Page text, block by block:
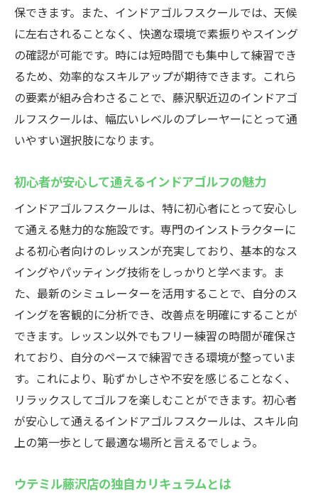
効率よくゴルフスキルを磨くコツ
ウテミル藤沢店の設備とサービスの魅力
忙しい日々に最適な24時間営業の活用法
初心者必見！インドアゴルフスクールでゴルフ
スキルを効率的にアップ
初心者向けレッスンの特徴とメリット
ゴルフスキルを効率的に向上させる秘訣
プライベートレッスンでの成功例
短期間でのスキルアップを目指すために
初心者でも安心して始められるポイント
ウテミル藤沢店のサポート体制とは
仕事帰りにスイングを磨く藤沢駅近くのインド
アゴルフスクールの利用法
仕事帰りにリフレッシュするゴルフの楽し
み方
スイング基礎を固める練習メニュー
短時間で効果を上げるトレーニング法
仕事の疲れを癒すゴルフの魅力
職場からのアクセスが良い理由
最新シミュレーターでリアルな練習体験藤沢駅
保できます。また、インドアゴルフスクールでは、天候
に左右されることなく、快適な環境で素振りやスイング
の確認が可能です。時には短時間でも集中して練習でき
るため、効率的なスキルアップが期待できます。これら
の要素が組み合わさることで、藤沢駅近辺のインドアゴ
ルフスクールは、幅広いレベルのプレーヤーにとって通
いやすい選択肢になります。
初心者が安心して通えるインドアゴルフの魅力
インドアゴルフスクールは、特に初心者にとって安心し
て通える魅力的な施設です。専門のインストラクターに
よる初心者向けのレッスンが充実しており、基本的なス
イングやパッティング技術をしっかりと学べます。ま
た、最新のシミュレーターを活用することで、自分のス
イングを客観的に分析でき、改善点を明確にすることが
できます。レッスン以外でもフリー練習の時間が確保さ
れており、自分のペースで練習できる環境が整っていま
す。これにより、恥ずかしさや不安を感じることなく、
リラックスしてゴルフを楽しむことができます。初心者
が安心して通えるインドアゴルフスクールは、スキル向
上の第一歩として最適な場所と言えるでしょう。
ウテミル藤沢店の独自カリキュラムとは